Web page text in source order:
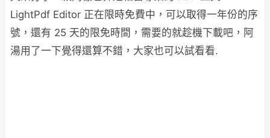
LightPdf Editor 正在限時免費中，可以取得一年份的序
號，還有 25 天的限免時間，需要的就趁機下載吧，阿
湯用了一下覺得還算不錯，大家也可以試看看.